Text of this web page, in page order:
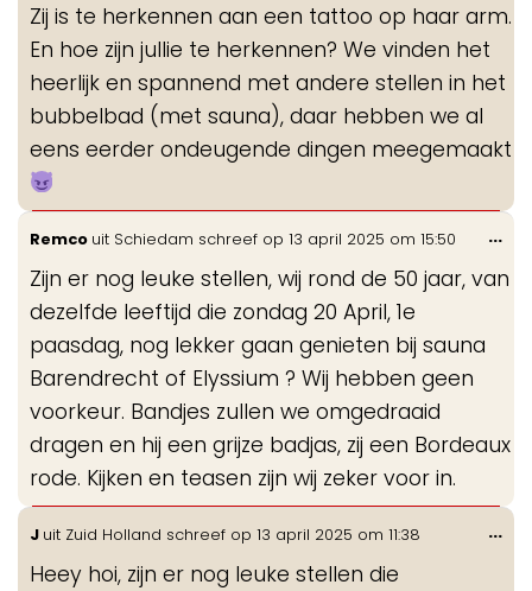
Zij is te herkennen aan een tattoo op haar arm.
En hoe zijn jullie te herkennen? We vinden het
heerlijk en spannend met andere stellen in het
bubbelbad (met sauna), daar hebben we al
eens eerder ondeugende dingen meegemaakt
Remco uit Schiedam schreef op 13 april 2025 om 15:50
Zijn er nog leuke stellen, wij rond de 50 jaar, van
dezelfde leeftijd die zondag 20 April, 1e
paasdag, nog lekker gaan genieten bij sauna
Barendrecht of Elyssium ? Wij hebben geen
voorkeur. Bandjes zullen we omgedraaid
dragen en hij een grijze badjas, zij een Bordeaux
rode. Kijken en teasen zijn wij zeker voor in.
...
J uit Zuid Holland schreef op 13 april 2025 om 11:38
Heey hoi, zijn er nog leuke stellen die
...